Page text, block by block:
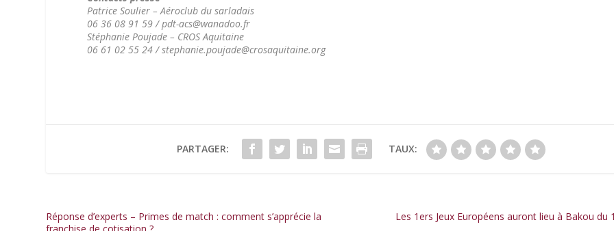
Patrice Soulier – Aéroclub du sarladais
06 36 08 91 59 / pdt-acs@wanadoo.fr
Stéphanie Poujade – CROS Aquitaine
06 61 02 55 24 / stephanie.poujade@crosaquitaine.org
PARTAGER: TAUX:
Réponse d’experts – Primes de match : comment s’apprécie la
Les 1ers Jeux Européens auront lieu à Bakou du